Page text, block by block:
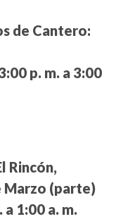
de Cantero:
p. m. a 3:00
Rincón,
Marzo (parte)
a 1:00 a. m.